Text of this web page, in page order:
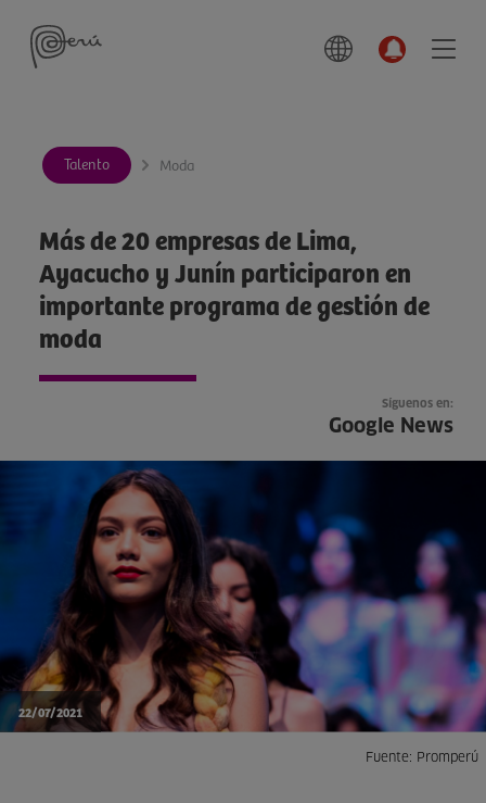
Talento Moda
Más de 20 empresas de Lima,
Ayacucho y Junín participaron en
importante programa de gestión de
moda
Síguenos en:
Google News
22/07/2021
Fuente: Promperú